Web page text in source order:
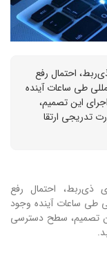
احتمال رفع
طی ساعات آینده
این تصمیم،
تدریجی ارتقا
ذی‌ربط، احتمال رفع
طی ساعات آینده وجود
تصمیم، سطح دسترسی